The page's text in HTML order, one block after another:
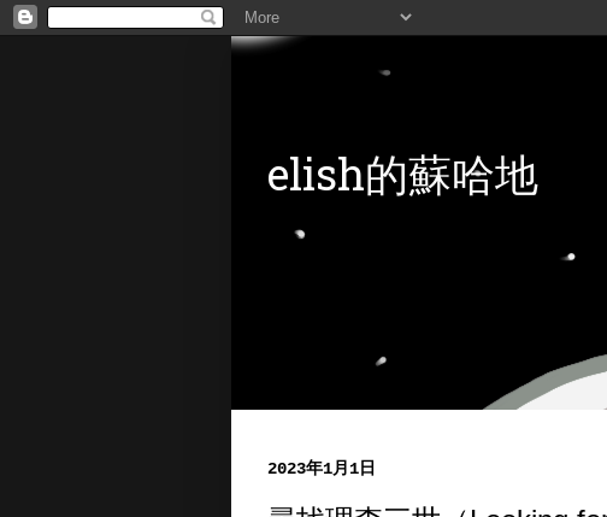
elish的蘇哈地
2023年1月1日